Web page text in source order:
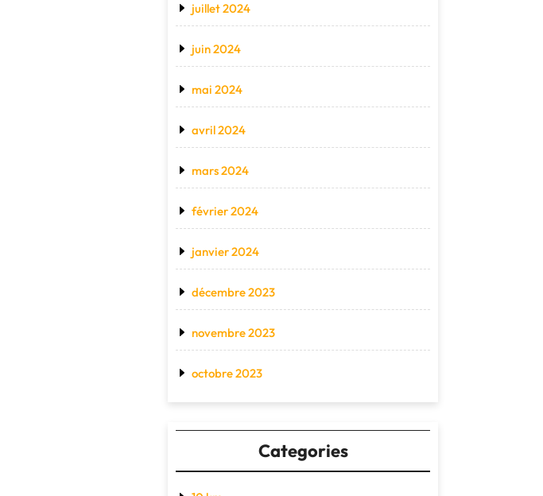
juillet 2024
juin 2024
mai 2024
avril 2024
mars 2024
février 2024
janvier 2024
décembre 2023
novembre 2023
octobre 2023
Categories